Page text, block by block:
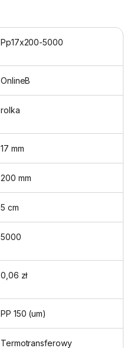
Pp17x200-5000
OnlineB
rolka
17 mm
200 mm
5 cm
5000
0,06 zł
PP 150 (um)
Termotransferowy